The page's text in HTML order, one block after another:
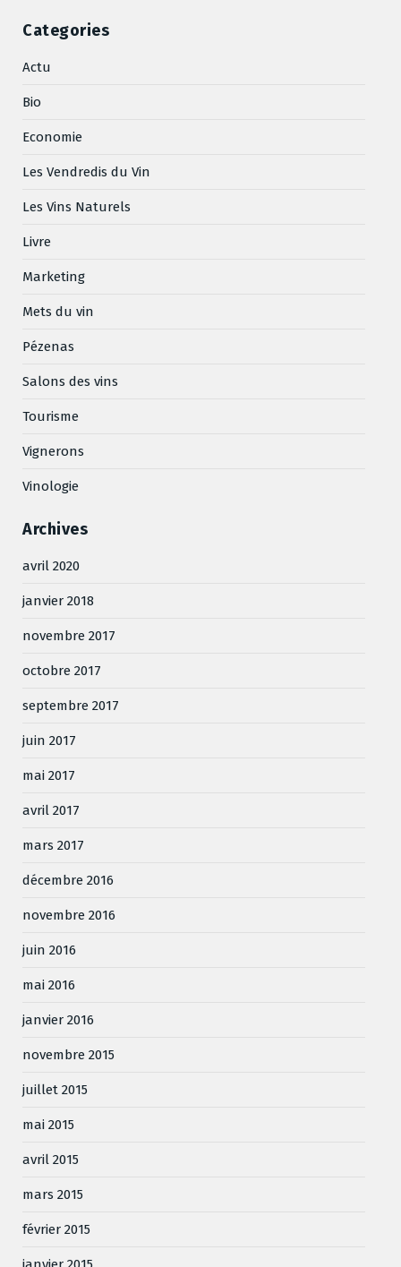
Categories
Actu
Bio
Economie
Les Vendredis du Vin
Les Vins Naturels
Livre
Marketing
Mets du vin
Pézenas
Salons des vins
Tourisme
Vignerons
Vinologie
Archives
avril 2020
janvier 2018
novembre 2017
octobre 2017
septembre 2017
juin 2017
mai 2017
avril 2017
mars 2017
décembre 2016
novembre 2016
juin 2016
mai 2016
janvier 2016
novembre 2015
juillet 2015
mai 2015
avril 2015
mars 2015
février 2015